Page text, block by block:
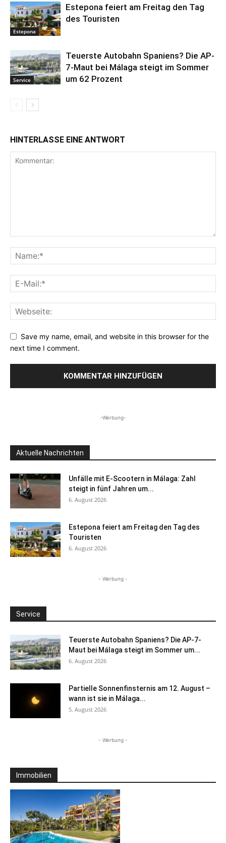
Estepona
Estepona feiert am Freitag den Tag
des Touristen
Service
Teuerste Autobahn Spaniens? Die AP-
7-Maut bei Málaga steigt im Sommer
um 62 Prozent
HINTERLASSE EINE ANTWORT
Save my name, email, and website in this browser for the
next time I comment.
-Werbung-
Aktuelle Nachrichten
Unfälle mit E-Scootern in Málaga: Zahl
steigt in fünf Jahren um...
6. August 2026
Estepona feiert am Freitag den Tag des
Touristen
6. August 2026
- Werbung -
Service
Teuerste Autobahn Spaniens? Die AP-7-
Maut bei Málaga steigt im Sommer um...
6. August 2026
Partielle Sonnenfinsternis am 12. August –
wann ist sie in Málaga...
5. August 2026
- Werbung -
Immobilien